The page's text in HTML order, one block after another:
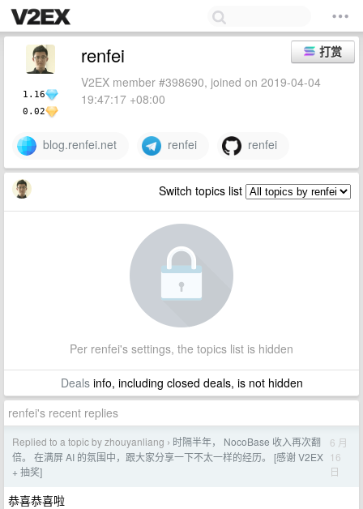
1.16
0.02
打赏
renfei
V2EX member #398690, joined on 2019-04-04
19:47:17 +08:00
blog.renfei.net renfei renfei
Switch topics list
Per renfei's settings, the topics list is hidden
Dealsinfo, including closed deals, is not hidden
renfei's recent replies
Replied to a topic by zhouyanliang › 时隔半年， NocoBase 收入再次翻
倍。 在满屏 AI 的氛围中，跟大家分享一下不太一样的经历。 [感谢 V2EX
+ 抽奖]
6 月
16
日
恭喜恭喜啦